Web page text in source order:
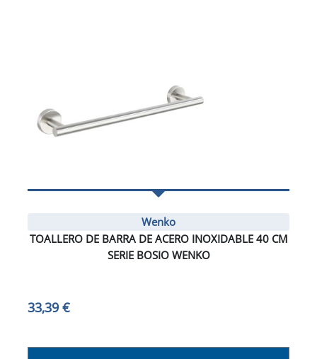
Wenko
TOALLERO DE BARRA DE ACERO INOXIDABLE 40 CM
SERIE BOSIO WENKO
33,39 €